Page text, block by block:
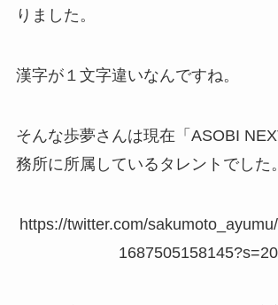
りました。
漢字が１文字違いなんですね。
そんな歩夢さんは現在「ASOBI
務所に所属しているタレントでした。
https://twitter.com/
1687505158145?s=20